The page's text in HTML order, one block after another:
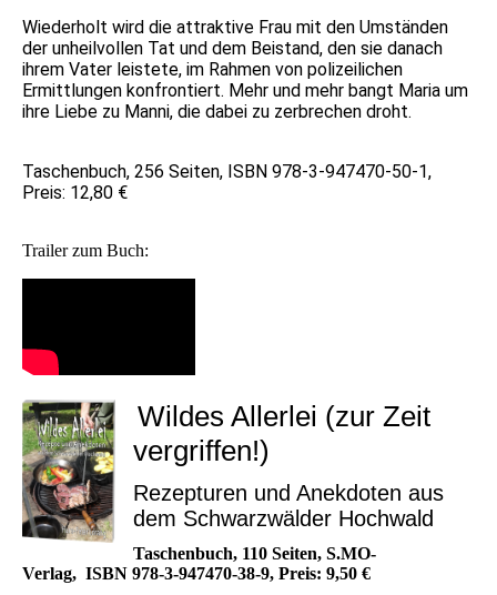
Wiederholt wird die attraktive Frau mit den Umständen
der unheilvollen Tat und dem Beistand, den sie danach
ihrem Vater leistete, im Rahmen von polizeilichen
Ermittlungen konfrontiert. Mehr und mehr bangt Maria um
ihre Liebe zu Manni, die dabei zu zerbrechen droht.
Taschenbuch, 256 Seiten, ISBN 978-3-947470-50-1,
Preis: 12,80 €
Trailer zum Buch:
Wildes Allerlei (zur Zeit
vergriffen!)
Rezepturen und Anekdoten aus
dem Schwarzwälder Hochwald
Taschenbuch, 110 Seiten, S.MO-
Verlag, ISBN 978-3-947470-38-9, Preis: 9,50 €